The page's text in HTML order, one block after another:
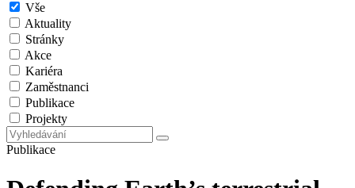
Vše
Aktuality
Stránky
Akce
Kariéra
Zaměstnanci
Publikace
Projekty
Publikace